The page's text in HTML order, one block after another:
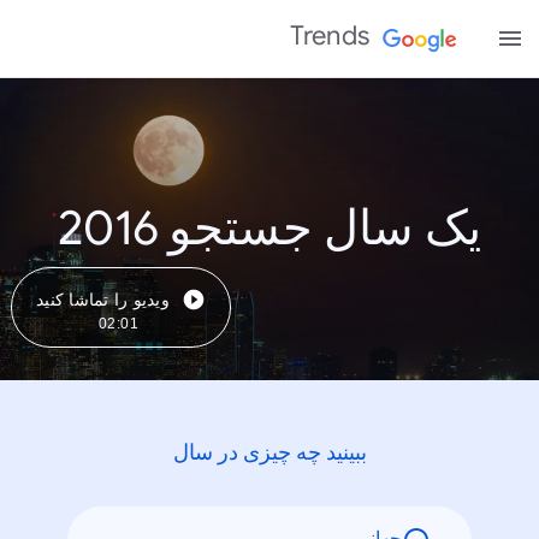
Trends
یک سال جستجو 2016
ویدیو را تماشا کنید
02:01
ببینید چه چیزی در سال